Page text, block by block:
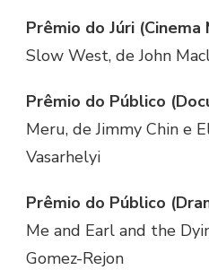
Prêmio do Júri (Cinema
Slow West, de John
Prêmio do Público
Meru, de Jimmy Chin e
Vasarhelyi
Prêmio do Público
Me and Earl and the
Gomez-Rejon